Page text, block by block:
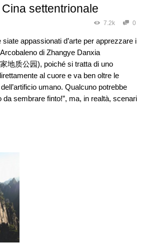
settentrionale
7.2k 0
appassionati d’arte per apprezzare i
di Zhangye Danxia
地质公园), poiché si tratta di uno
al cuore e va ben oltre le
umano. Qualcuno potrebbe
da sembrare finto!”, ma, in realtà, scenari